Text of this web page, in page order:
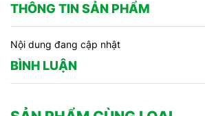
THÔNG TIN SẢN PHẨM
Nội dung đang cập nhật
BÌNH LUẬN